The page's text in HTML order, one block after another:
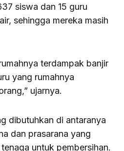
siswa dan 15 guru
sehingga mereka masih
terdampak banjir
yang rumahnya
ujarnya.
dibutuhkan di antaranya
dan prasarana yang
untuk pembersihan.